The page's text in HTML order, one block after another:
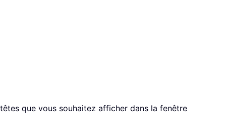
que vous souhaitez afficher dans la fenêtre